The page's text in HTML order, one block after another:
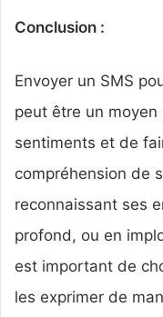
Conclusion :
Envoyer un SMS
peut être un
sentiments et de
compréhension de
reconnaissant ses
profond, ou en
est important de
les exprimer de